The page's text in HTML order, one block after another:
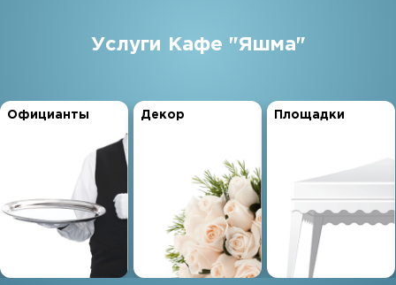
Услуги Кафе "Яшма"
Официанты Декор Площадки